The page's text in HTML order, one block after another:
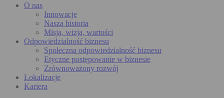
O nas
Innowacje
Nasza historia
Misja, wizja, wartości
Odpowiedzialność biznesu
Społeczna odpowiedzialność biznesu
Etyczne postępowanie w biznesie
Zrównoważony rozwój
Lokalizacje
Kariera